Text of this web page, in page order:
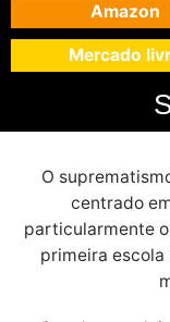
Amazon
Mercado
O
centrado
particularmente
primeira